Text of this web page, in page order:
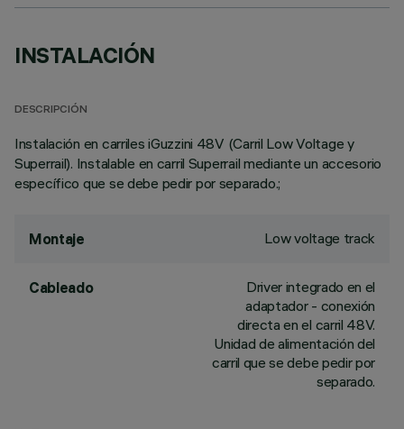
INSTALACIÓN
DESCRIPCIÓN
Instalación en carriles iGuzzini 48V (Carril Low Voltage y
Superrail). Instalable en carril Superrail mediante un accesorio
específico que se debe pedir por separado.;
Montaje Low voltage track
Cableado
Driver integrado en el
adaptador - conexión
directa en el carril 48V.
Unidad de alimentación del
carril que se debe pedir por
separado.